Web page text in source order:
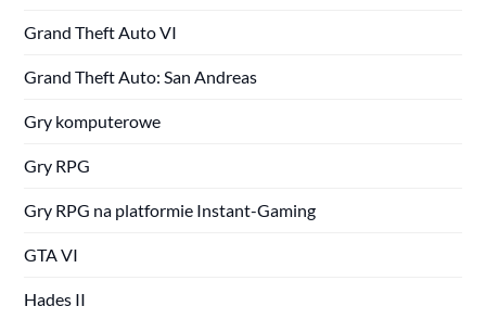
Grand Theft Auto VI
Grand Theft Auto: San Andreas
Gry komputerowe
Gry RPG
Gry RPG na platformie Instant-Gaming
GTA VI
Hades II